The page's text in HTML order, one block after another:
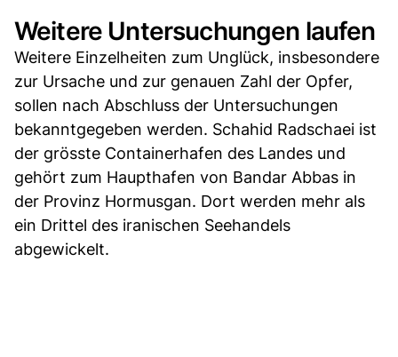
Weitere Untersuchungen laufen
Weitere Einzelheiten zum Unglück, insbesondere
zur Ursache und zur genauen Zahl der Opfer,
sollen nach Abschluss der Untersuchungen
bekanntgegeben werden. Schahid Radschaei ist
der grösste Containerhafen des Landes und
gehört zum Haupthafen von Bandar Abbas in
der Provinz Hormusgan. Dort werden mehr als
ein Drittel des iranischen Seehandels
abgewickelt.